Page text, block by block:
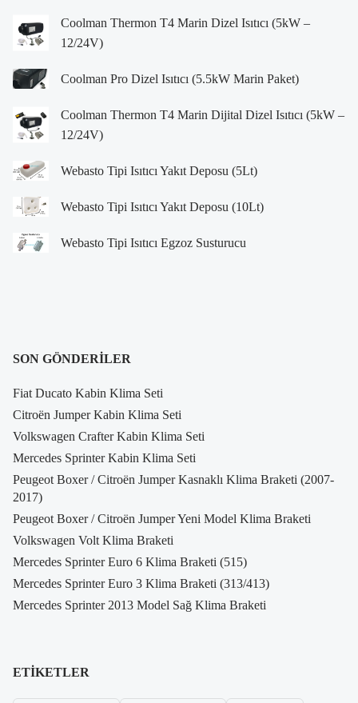
Coolman Thermon T4 Marin Dizel Isıtıcı (5kW –
12/24V)
Coolman Pro Dizel Isıtıcı (5.5kW Marin Paket)
Coolman Thermon T4 Marin Dijital Dizel Isıtıcı (5kW –
12/24V)
Webasto Tipi Isıtıcı Yakıt Deposu (5Lt)
Webasto Tipi Isıtıcı Yakıt Deposu (10Lt)
Webasto Tipi Isıtıcı Egzoz Susturucu
SON GÖNDERILER
Fiat Ducato Kabin Klima Seti
Citroën Jumper Kabin Klima Seti
Volkswagen Crafter Kabin Klima Seti
Mercedes Sprinter Kabin Klima Seti
Peugeot Boxer / Citroën Jumper Kasnaklı Klima Braketi (2007-
2017)
Peugeot Boxer / Citroën Jumper Yeni Model Klima Braketi
Volkswagen Volt Klima Braketi
Mercedes Sprinter Euro 6 Klima Braketi (515)
Mercedes Sprinter Euro 3 Klima Braketi (313/413)
Mercedes Sprinter 2013 Model Sağ Klima Braketi
ETIKETLER